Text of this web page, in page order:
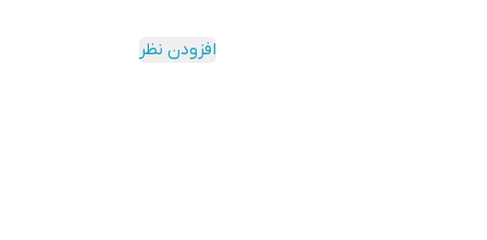
افزودن نظر